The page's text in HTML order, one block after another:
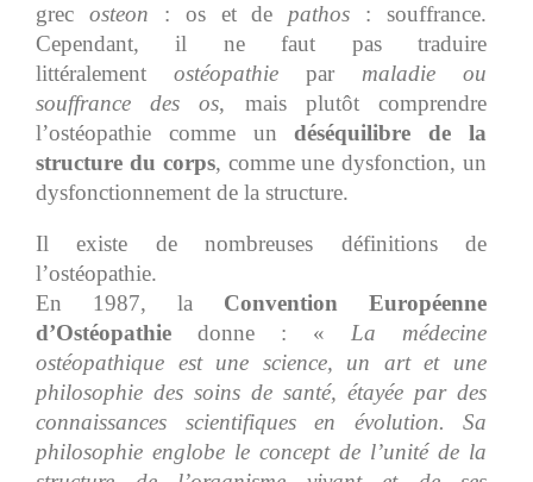
grec osteon : os et de pathos : souffrance.
Cependant, il ne faut pas traduire
littéralement ostéopathie par maladie ou
souffrance des os, mais plutôt comprendre
l’ostéopathie comme undéséquilibre de la
structure du corps, comme une dysfonction, un
dysfonctionnement de la structure.
Il existe de nombreuses définitions de
l’ostéopathie.
En 1987, la Convention Européenne
d’Ostéopathie donne : « La médecine
ostéopathique est une science, un art et une
philosophie des soins de santé, étayée par des
connaissances scientifiques en évolution. Sa
philosophie englobe le concept de l’unité de la